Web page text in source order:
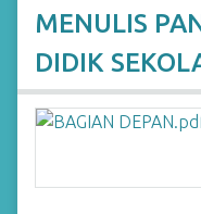
MENULIS
DIDIK